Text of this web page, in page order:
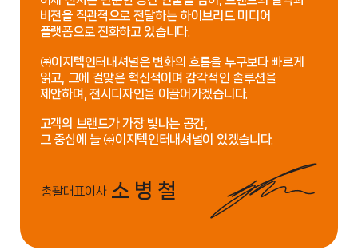
비전을 직관적으로 전달하는 하이브리드 미디어
플랫폼으로 진화하고 있습니다.
㈜이지텍인터내셔널은 변화의 흐름을 누구보다 빠르게
읽고, 그에 걸맞은 혁신적이며 감각적인 솔루션을
제안하며, 전시디자인을 이끌어가겠습니다.
고객의 브랜드가 가장 빛나는 공간,
그 중심에 늘 ㈜이지텍인터내셔널이 있겠습니다.
총괄대표이사소 병 철